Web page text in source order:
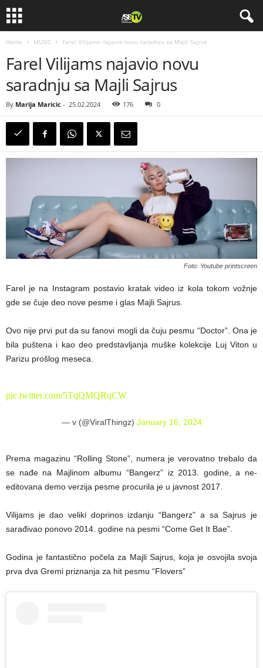
Home MUSIC Farel Vilijams najavio novu saradnju sa Majli Sajrus
Farel Vilijams najavio novu
saradnju sa Majli Sajrus
By Marija Maricic - 25.02.2024 176 0
Foto: Youtube printscreen
Farel je na Instagram postavio kratak video iz kola tokom vožnje
gde se čuje deo nove pesme i glas Majli Sajrus.
Ovo nije prvi put da su fanovi mogli da čuju pesmu “Doctor”. Ona je
bila puštena i kao deo predstavljanja muške kolekcije Luj Viton u
Parizu prošlog meseca.
pic.twitter.com/5TqQMQRqCW
— v (@ViralThingz) January 16, 2024
Prema magazinu “Rolling Stone”, numera je verovatno trebalo da
se nađe na Majlinom albumu “Bangerz” iz 2013. godine, a ne-
editovana demo verzija pesme procurila je u javnost 2017.
Vilijams je dao veliki doprinos izdanju “Bangerz” a sa Sajrus je
sarađivao ponovo 2014. godine na pesmi “Come Get It Bae”.
Godina je fantastično počela za Majli Sajrus, koja je osvojila svoja
prva dva Gremi priznanja za hit pesmu “Flovers”